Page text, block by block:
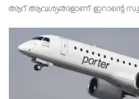
ആറ് ആവശ്യങ്ങളാണ് ഇറാന്റെ